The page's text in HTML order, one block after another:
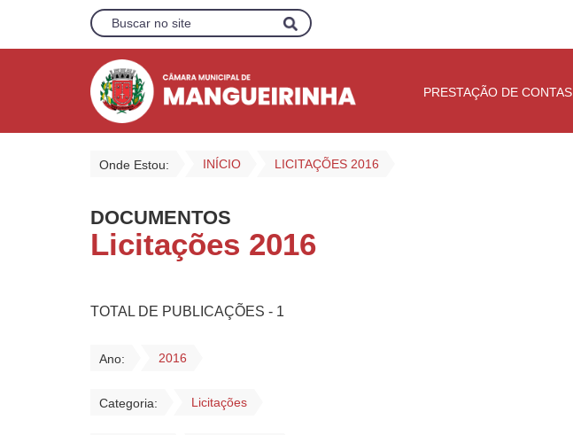
PRESTAÇÃO DE CONTAS
Onde Estou: INÍCIO LICITAÇÕES 2016
DOCUMENTOS
Licitações 2016
TOTAL DE PUBLICAÇÕES - 1
Ano: 2016
Categoria: Licitações